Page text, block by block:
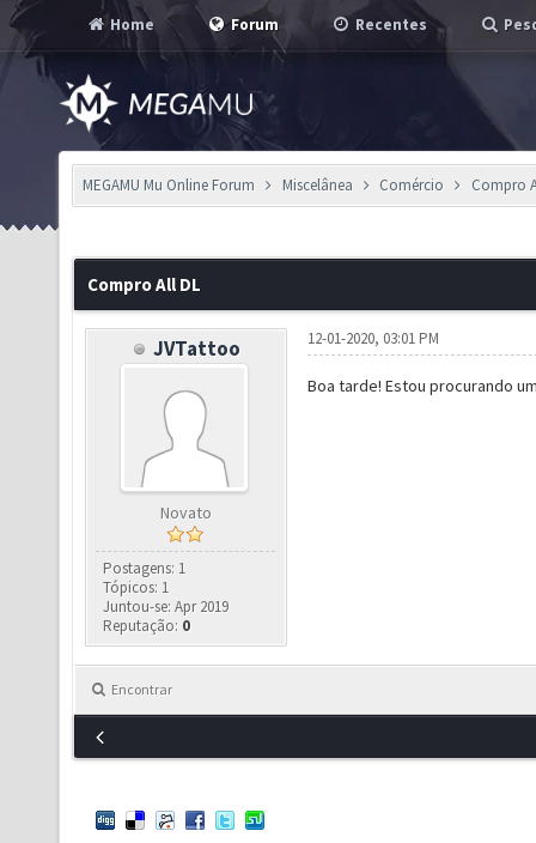
Home Forum Recentes
MEGAMU Mu Online Forum Miscelânea Comércio Compro
Compro All DL
JVTattoo
Novato
Postagens: 1
Tópicos: 1
Juntou-se: Apr 2019
Reputação: 0
12-01-2020, 03:01 PM
Boa tarde! Estou procurando
Encontrar